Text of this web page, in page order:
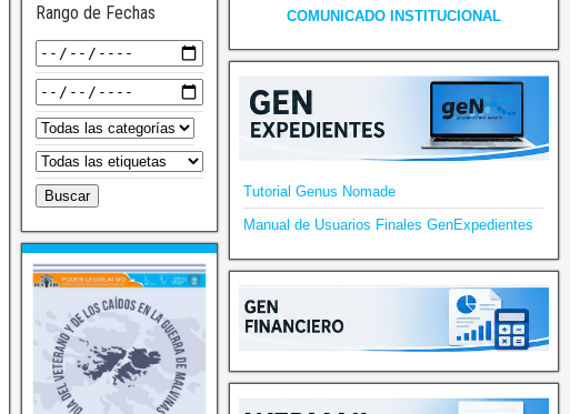
Rango de Fechas COMUNICADO INSTITUCIONAL
Tutorial Genus Nomade
Manual de Usuarios Finales GenExpedientes